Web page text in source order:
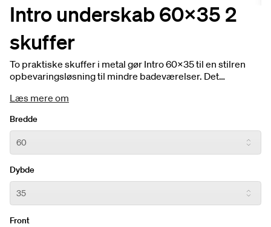
Intro underskab 60x35 2
skuffer
To praktiske skuffer i metal gør Intro 60x35 til en stilren
opbevaringsløsning til mindre badeværelser. Det
perfekt til dig, der ønsker orden uden at gå på kompromis
Læs mere om
Bredde
Dybde
Front